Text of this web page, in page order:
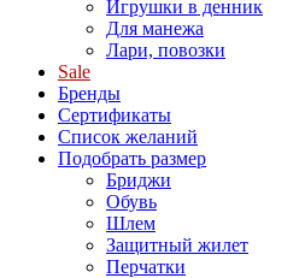
Игрушки в денник
Для манежа
Лари, повозки
Sale
Бренды
Сертификаты
Список желаний
Подобрать размер
Бриджи
Обувь
Шлем
Защитный жилет
Перчатки